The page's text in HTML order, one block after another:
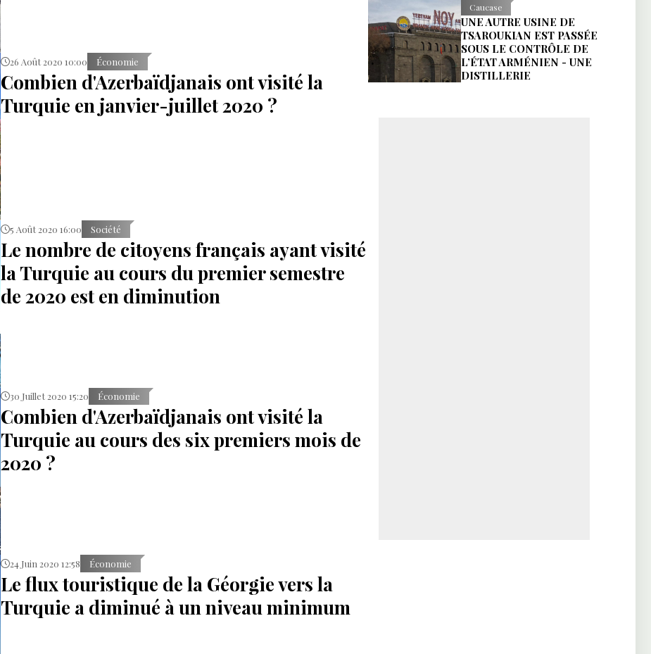
26 Août 2020 10:00 Économie
Combien d'Azerbaïdjanais ont visité la
Turquie en janvier-juillet 2020 ?
5 Août 2020 16:00 Société
Le nombre de citoyens français ayant visité
la Turquie au cours du premier semestre
de 2020 est en diminution
30 Juillet 2020 15:20 Économie
Combien d'Azerbaïdjanais ont visité la
Turquie au cours des six premiers mois de
2020 ?
24 Juin 2020 12:58 Économie
Le flux touristique de la Géorgie vers la
Turquie a diminué à un niveau minimum
Caucase
UNE AUTRE USINE DE
TSAROUKIAN EST PASSÉE
SOUS LE CONTRÔLE DE
L’ÉTAT ARMÉNIEN - UNE
DISTILLERIE